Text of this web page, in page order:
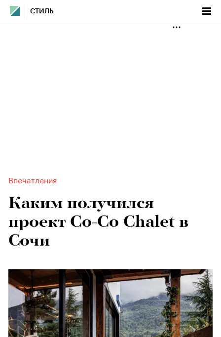
СТИЛЬ
Впечатления
Каким получился
проект Co-Co Chalet в
Сочи